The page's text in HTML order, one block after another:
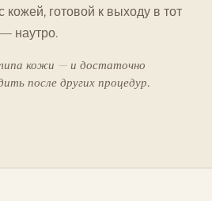
кожей, готовой к выходу в тот
наутро.
кожи — и достаточно
после других процедур.